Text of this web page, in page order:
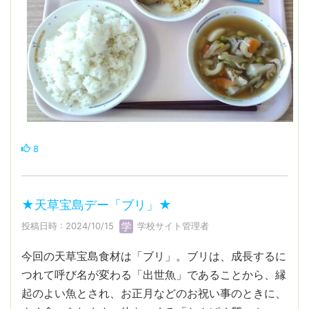
8
★天草宝島デー「ブリ」★
投稿日時 : 2024/10/15 学校サイト管理者
今回の天草宝島食材は「ブリ」。ブリは、成長するに
つれて呼び名が変わる「出世魚」であることから、縁
起のよい魚とされ、お正月などのお祝い事のときに、